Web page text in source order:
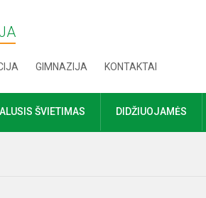
GIMNAZIJA KONTAKTAI
ŠVIETIMAS DIDŽIUOJAMĖS